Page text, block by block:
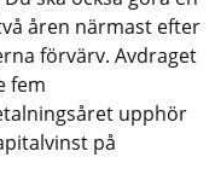
åren närmast efter
förvärv. Avdraget
fem
upphör
på